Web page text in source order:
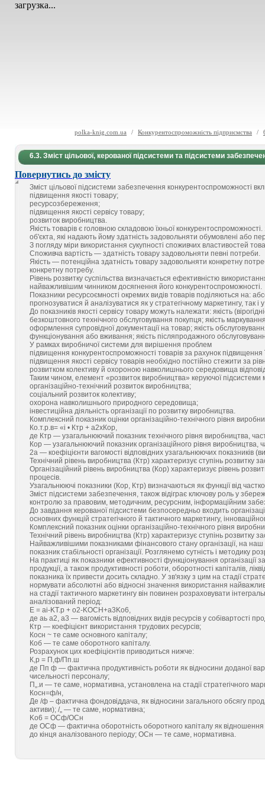
загрузка...
polka-knig.com.ua / Конкурентоспроможність підприємства /
6.3. Зміст цільової, керованої підсистеми та підсистеми
Повернутись до змісту
Зміст цільової підсистеми забезпечення конкурентоспроможності
підвищення якості товару;
ресурсозбереження;
підвищення якості сервісу товару;
розвиток виробництва.
Якість товарів є головною складовою їхньої
об'єкта, які надають йому здатність задовольняти обумовлені або
З погляду міри використання сукупності споживчих властивостей
Споживча вартість — здатність товару задовольняти певні потреби.
Якість — потенційна здатність товару задовольняти конкретну
конкретну потребу.
Рівень розвитку суспільства визначається ефективністю
найважливішим чинником досягнення його конкурентоспроможності.
Показники ресурсоємності окремих видів товарів поділяються на:
прогнозуватися й аналізуватися як у стратегічному маркетингу, так
До показників якості сервісу товару можуть належати: якість
безкоштовного технічного обслуговування покупця; якість
оформлення супровідної документації на товар; якість
функціонування або вживання; якість післяпродажного
У рамках виробничої системи для вирішення проблем
підвищення конкурентоспроможності товарів за рахунок
підвищення якості сервісу товарів необхідно постійно стежити за
розвитком колективу й охороною навколишнього середовища
Таким чином, елемент «розвиток виробництва» керуючої підсистеми
організаційно-технічний розвиток виробництва;
соціальний розвиток колективу;
охорона навколишнього природного середовища;
інвестиційна діяльність організації по розвитку виробництва.
Комплексний показник оцінки організаційно-технічного рівня
Кo.т.р.в= «і • Ктр + а2xКор,
де Ктр — узагальнюючий показник технічного рівня виробництва,
Кoр — узагальнюючий показник організаційного рівня виробництва,
2a — коефіцієнти вагомості відповідних узагальнюючих
Технічний рівень виробництва (Ктр) характеризує ступінь розвитку
Організаційний рівень виробництва (Кор) характеризує рівень
процесів.
Узагальнюючі показники (Кор, Ктр) визначаються як функції від
Зміст підсистеми забезпечення, також відіграє ключову роль у
контролю за правовим, методичним, ресурсним, інформаційним
До завдання керованої підсистеми безпосередньо входить
основних функцій стратегічного й тактичного маркетингу,
Комплексний показник оцінки організаційно-технічного рівня
Технічний рівень виробництва (Ктр) характеризує ступінь розвитку
Найважливішими показниками фінансового стану організації, на
показник стабільності організації. Розглянемо сутність і методику
На практиці як показники ефективності функціонування організації
продукції, а також продуктивності роботи, оборотності капіталів,
показника їх привести досить складно. У зв'язку з цим на стадії
нормувати абсолютні або відносні значення використання
на стадії тактичного маркетингу він повинен розраховувати
аналізований період:
E = ai-KT.p + o2-KOCH+a3Ko6,
де аь а2, а3 — вагомість відповідних видів ресурсів у собівартості
Ктр — коефіцієнт використання трудових ресурсів;
Косн ~ те саме основного капіталу;
Коб — те саме оборотного капіталу.
Розрахунок цих коефіцієнтів приводиться нижче:
К,р = П,ф/Пп.ш
де Пп ф — фактична продуктивність роботи як відносини доданої
чисельності персоналу;
П„.и — те саме, нормативна, установлена на стадії стратегічного
Косн=ф/н,
Де /ф – фактична фондовіддача, як відносини загального обсягу
активи); /„ — те саме, нормативна;
Ko6 = OCф/OCн
де ОCф — фактична оборотність оборотного капіталу як
до кінця аналізованого періоду; ОСн — те саме, нормативна.